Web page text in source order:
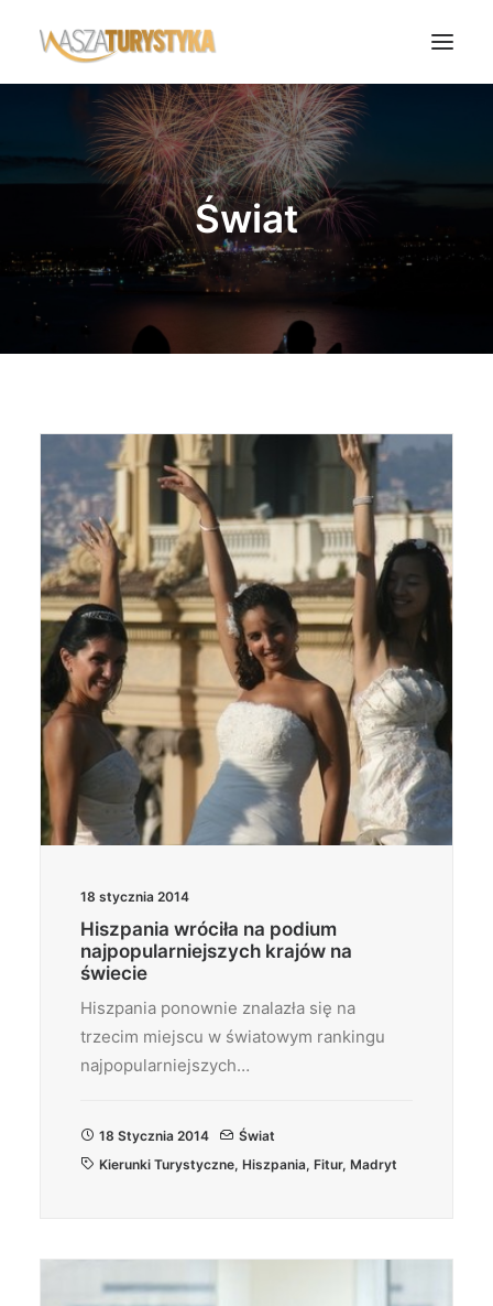
Księga wspomnień
Biura podróży
Noclegi
Polska
Świat
Wasze Podróże
Wyszukiwanie
Świat
18 stycznia 2014
Hiszpania wróciła na podium
najpopularniejszych krajów na
świecie
Hiszpania ponownie znalazła się na
trzecim miejscu w światowym rankingu
najpopularniejszych…
18 Stycznia 2014
Świat
Kierunki Turystyczne, Hiszpania, Fitur, Madryt